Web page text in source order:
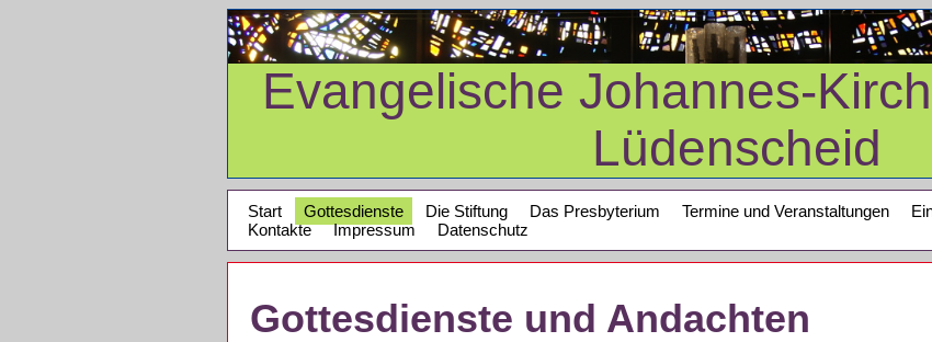
Evangelische Johannes-
Lüdenscheid
Start Gottesdienste Die Stiftung Das Presbyterium Termine und Veranstaltungen
Kontakte
Impressum Datenschutz
Gottesdienste und Andachten